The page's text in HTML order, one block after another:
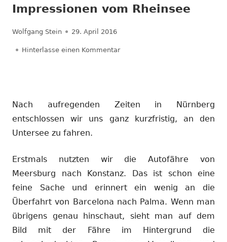
Impressionen vom Rheinsee
Autor
Wolfgang Stein Veröffentlicht
am
29. April 2016
Hinterlasse einen Kommentarzu Eine Woche Erholung -
Nach aufregenden Zeiten in Nürnberg
entschlossen wir uns ganz kurzfristig, an den
Untersee zu fahren.
Erstmals nutzten wir die Autofähre von
Meersburg nach Konstanz. Das ist schon eine
feine Sache und erinnert ein wenig an die
Überfahrt von Barcelona nach Palma. Wenn man
übrigens genau hinschaut, sieht man auf dem
Bild mit der Fähre im Hintergrund die